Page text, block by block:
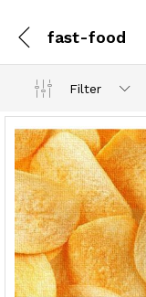
fast-food
Filter